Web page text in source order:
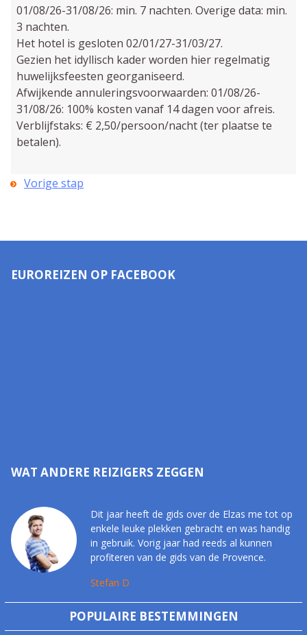
01/08/26-31/08/26: min. 7 nachten. Overige data: min.
3 nachten.
Het hotel is gesloten 02/01/27-31/03/27.
Gezien het idyllisch kader worden hier regelmatig
huwelijksfeesten georganiseerd.
Afwijkende annuleringsvoorwaarden: 01/08/26-
31/08/26: 100% kosten vanaf 14 dagen voor afreis.
Verblijfstaks: € 2,50/persoon/nacht (ter plaatse te
betalen).
Vorige stap